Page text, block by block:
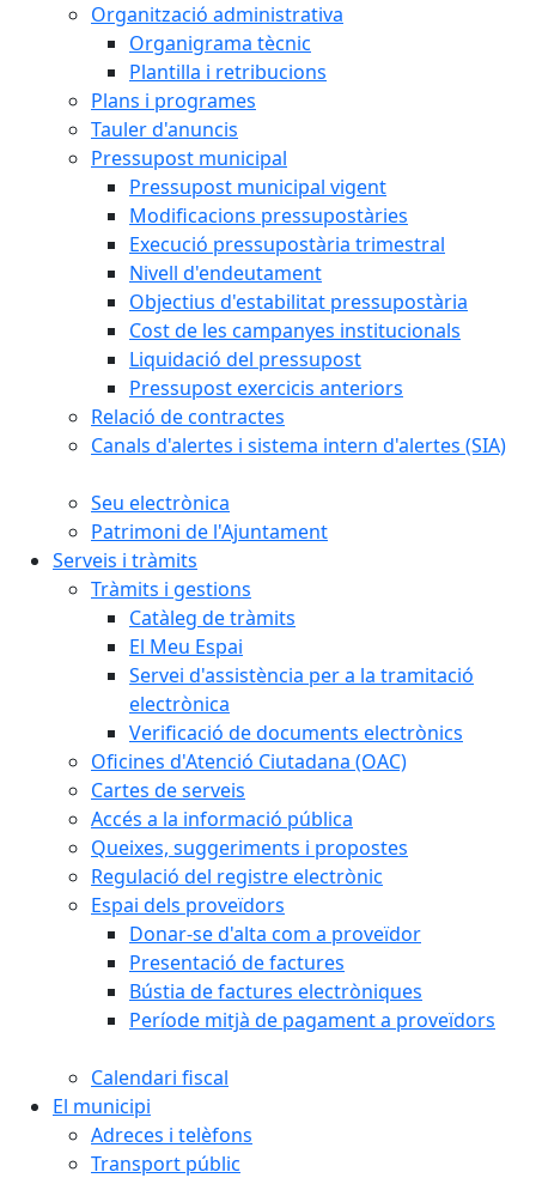
Organització administrativa
Organigrama tècnic
Plantilla i retribucions
Plans i programes
Tauler d'anuncis
Pressupost municipal
Pressupost municipal vigent
Modificacions pressupostàries
Execució pressupostària trimestral
Nivell d'endeutament
Objectius d'estabilitat pressupostària
Cost de les campanyes institucionals
Liquidació del pressupost
Pressupost exercicis anteriors
Relació de contractes
Canals d'alertes i sistema intern d'alertes (SIA)
Seu electrònica
Patrimoni de l'Ajuntament
Serveis i tràmits
Tràmits i gestions
Catàleg de tràmits
El Meu Espai
Servei d'assistència per a la tramitació
electrònica
Verificació de documents electrònics
Oficines d'Atenció Ciutadana (OAC)
Cartes de serveis
Accés a la informació pública
Queixes, suggeriments i propostes
Regulació del registre electrònic
Espai dels proveïdors
Donar-se d'alta com a proveïdor
Presentació de factures
Bústia de factures electròniques
Període mitjà de pagament a proveïdors
Calendari fiscal
El municipi
Adreces i telèfons
Transport públic